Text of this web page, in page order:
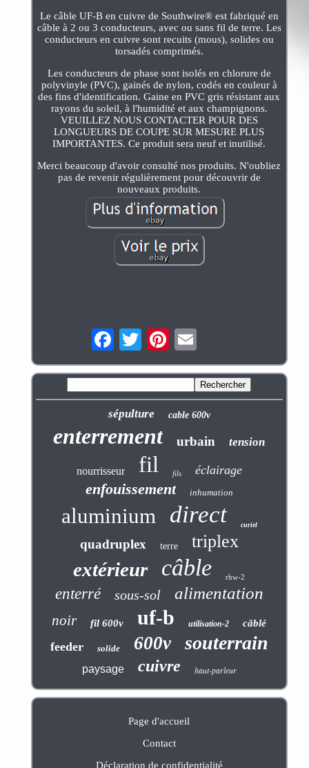
Le câble UF-B en cuivre de Southwire® est fabriqué en
câble à 2 ou 3 conducteurs, avec ou sans fil de terre. Les
conducteurs en cuivre sont recuits (mous), solides ou
torsadés comprimés.
Les conducteurs de phase sont isolés en chlorure de
polyvinyle (PVC), gainés de nylon, codés en couleur à
des fins d'identification. Gaine en PVC gris résistant aux
rayons du soleil, à l'humidité et aux champignons.
VEUILLEZ NOUS CONTACTER POUR DES
LONGUEURS DE COUPE SUR MESURE PLUS
IMPORTANTES. Ce produit sera neuf et inutilisé.
Merci beaucoup d'avoir consulté nos produits. N'oubliez
pas de revenir régulièrement pour découvrir de
nouveaux produits.
sépulture cable 600v
enterrement urbain tension
nourrisseur fil fils éclairage
enfouissement inhumation
aluminium direct curiel
quadruplex terre triplex
extérieur câble rhw-2
enterré sous-sol alimentation
noir fil 600v uf-b utilisation-2 câblé
feeder solide 600v souterrain
paysage cuivre haut-parleur
Page d'accueil
Contact
Déclaration de confidentialité